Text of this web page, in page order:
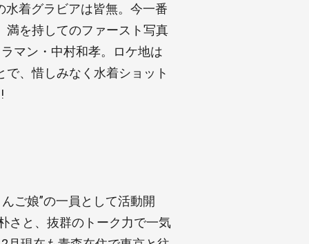
着グラビアは皆無。今一番
満を持してのファースト写真
マン・中村和孝。ロケ地は
、惜しみなく水着ショット
ご娘”の一員として活動開
さと、抜群のトーク力で一気